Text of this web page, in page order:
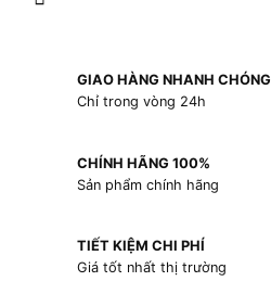
GIAO HÀNG NHANH CHÓNG
Chỉ trong vòng 24h
CHÍNH HÃNG 100%
Sản phẩm chính hãng
TIẾT KIỆM CHI PHÍ
Giá tốt nhất thị trường